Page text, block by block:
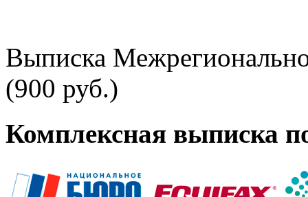
Выписка
(900 руб.)
Комплексная выписка